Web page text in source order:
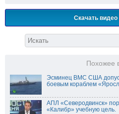
Скачать
Похожее
Эсминец ВМС США
боевым кораблем
АПЛ «Северодвинск»
«Калибр» учебную цель.